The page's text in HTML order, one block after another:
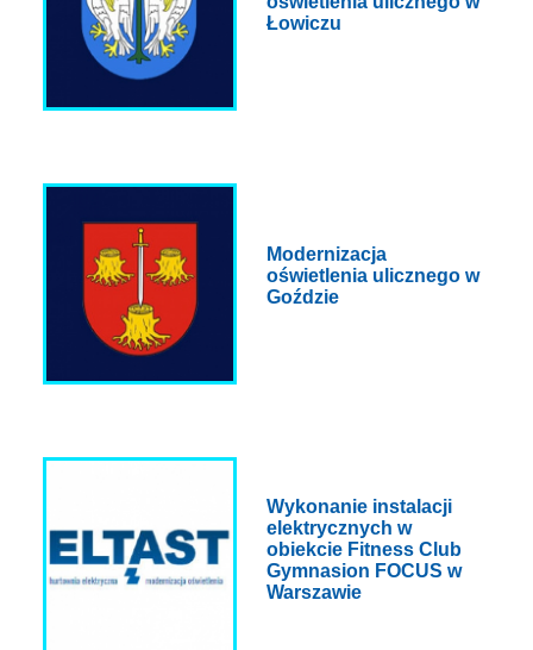
Łowiczu
Modernizacja
oświetlenia ulicznego w
Goździe
Wykonanie instalacji
elektrycznych w
obiekcie Fitness Club
Gymnasion FOCUS w
Warszawie